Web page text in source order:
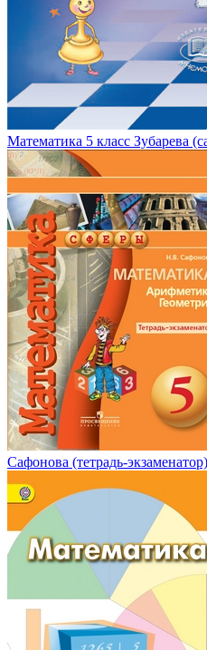
Математика 5 класс Зубарева
Сафонова (тетрадь-экзаменатор)